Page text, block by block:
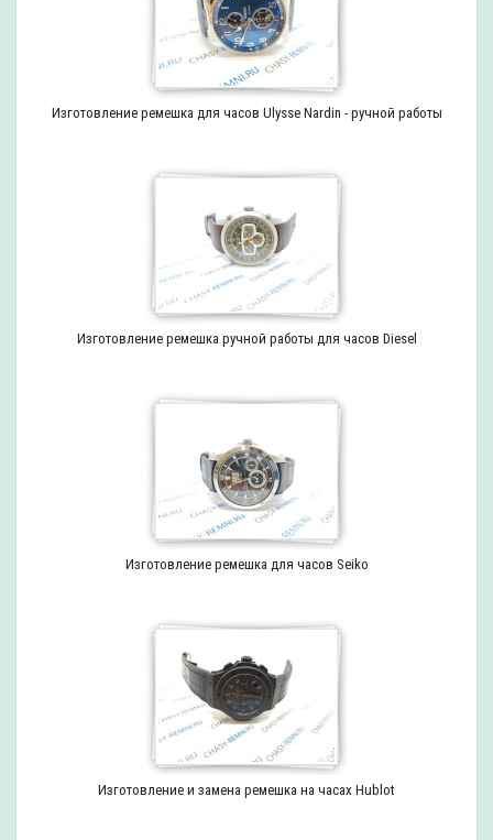
Изготовление ремешка для часов Ulysse Nardin - ручной работы
Изготовление ремешка ручной работы для часов Diesel
Изготовление ремешка для часов Seiko
Изготовление и замена ремешка на часах Hublot